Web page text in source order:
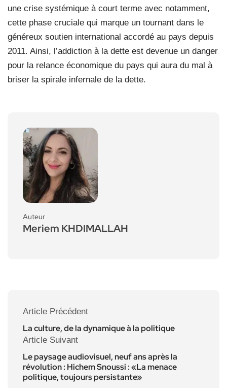
une crise systémique à court terme avec notamment,
cette phase cruciale qui marque un tournant dans le
généreux soutien international accordé au pays depuis
2011. Ainsi, l’addiction à la dette est devenue un danger
pour la relance économique du pays qui aura du mal à
briser la spirale infernale de la dette.
Auteur
Meriem KHDIMALLAH
Article Précédent
La culture, de la dynamique à la politique
Article Suivant
Le paysage audiovisuel, neuf ans après la
révolution : Hichem Snoussi : «La menace
politique, toujours persistante»